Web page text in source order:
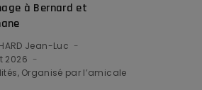
à Bernard et
Jean-Luc
2026
Organisé par l’amicale